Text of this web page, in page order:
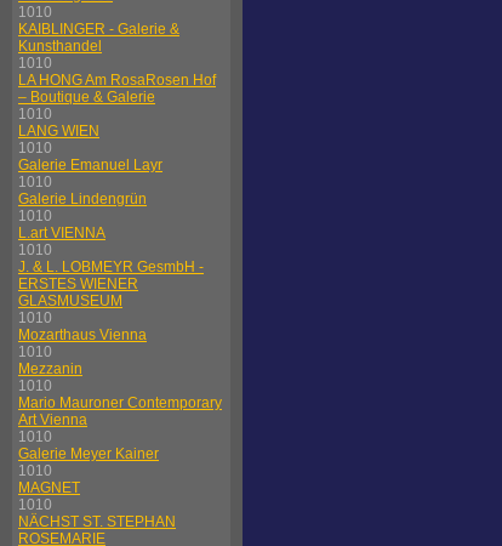
1010
KAIBLINGER - Galerie &
Kunsthandel
1010
LA HONG Am RosaRosen Hof
– Boutique & Galerie
1010
LANG WIEN
1010
Galerie Emanuel Layr
1010
Galerie Lindengrün
1010
L.art VIENNA
1010
J. & L. LOBMEYR GesmbH -
ERSTES WIENER
GLASMUSEUM
1010
Mozarthaus Vienna
1010
Mezzanin
1010
Mario Mauroner Contemporary
Art Vienna
1010
Galerie Meyer Kainer
1010
MAGNET
1010
NÄCHST ST. STEPHAN
ROSEMARIE